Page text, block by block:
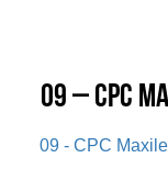
09 – CPC
09 - CPC